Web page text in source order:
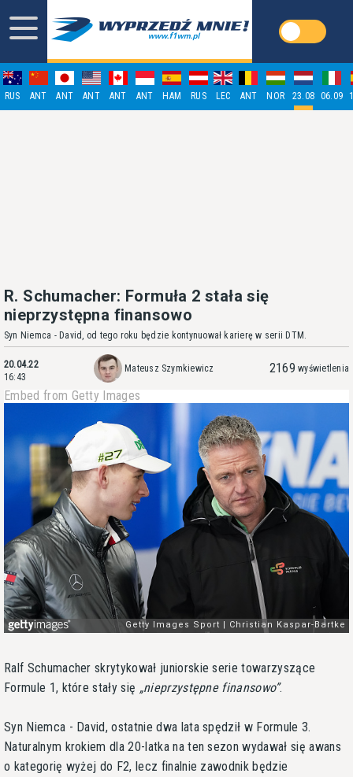
RUS ANT ANT ANT ANT ANT HAM RUS LEC ANT NOR 23.08 06.09
R. Schumacher: Formuła 2 stała się
nieprzystępna finansowo
Syn Niemca - David, od tego roku będzie kontynuował karierę w serii DTM.
20.04.22
16:43
Mateusz Szymkiewicz 2169 wyświetlenia
Embed from Getty Images
Ralf Schumacher skrytykował juniorskie serie towarzyszące
Formule 1, które stały się nieprzystępne finansowo .
Syn Niemca - David, ostatnie dwa lata spędził w Formule 3.
Naturalnym krokiem dla 20-latka na ten sezon wydawał się awans
o kategorię wyżej do F2, lecz finalnie zawodnik będzie